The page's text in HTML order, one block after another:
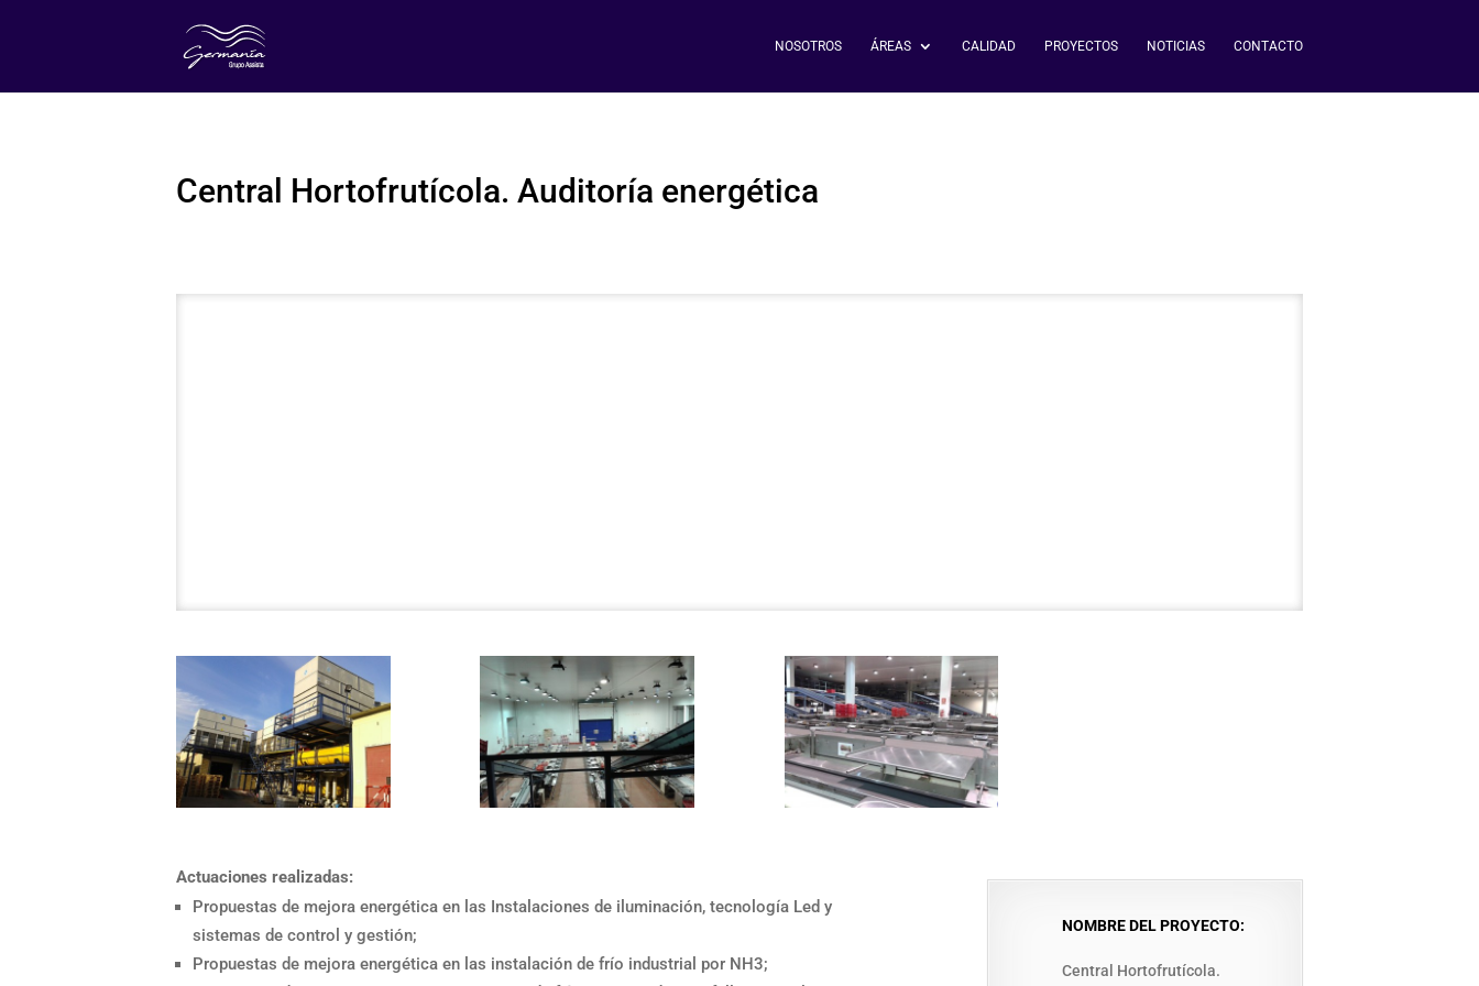
NOSOTROS ÁREAS CALIDAD PROYECTOS NOTICIAS CONTACTO
Central Hortofrutícola. Auditoría energética
Actuaciones realizadas:
Propuestas de mejora energética en las Instalaciones de iluminación, tecnología Led y
sistemas de control y gestión;
Propuestas de mejora energética en las instalación de frío industrial por NH3;
NOMBRE DEL PROYECTO:
Central Hortofrutícola.